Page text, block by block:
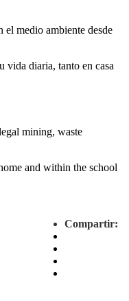
el medio ambiente desde
vida diaria, tanto en casa
mining, waste
and within the school
Compartir: